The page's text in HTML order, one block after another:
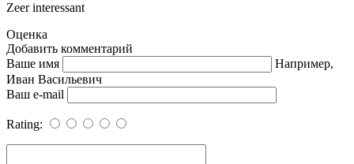
Zeer interessant
Оценка
Добавить комментарий
Ваше имя
Например,
Иван Васильевич
Ваш e-mail
Rating: